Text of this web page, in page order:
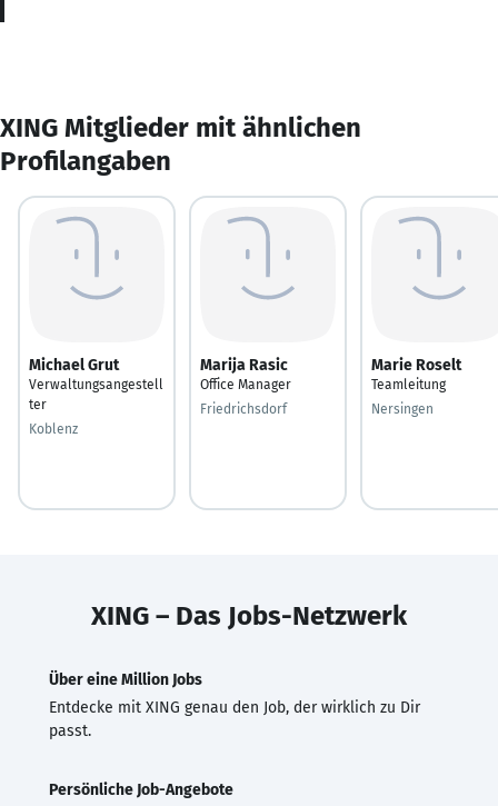
XING Mitglieder mit ähnlichen
Profilangaben
Michael Grut
Verwaltungsangestell
ter
Koblenz
Marija Rasic
Office Manager
Friedrichsdorf
Marie Roselt
Teamleitung
Nersingen
XING – Das Jobs-Netzwerk
Über eine Million Jobs
Entdecke mit XING genau den Job, der wirklich zu Dir
passt.
Persönliche Job-Angebote